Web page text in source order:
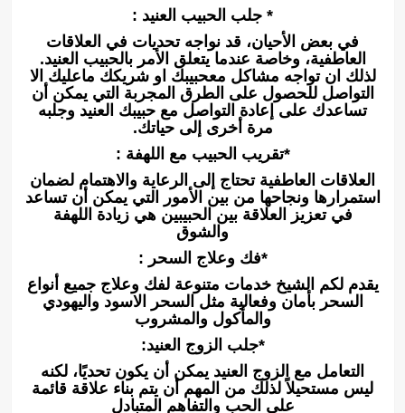
* جلب الحبيب العنيد :
في بعض الأحيان، قد نواجه تحديات في العلاقات
العاطفية، وخاصة عندما يتعلق الأمر بالحبيب العنيد.
لذلك ان تواجه مشاكل معحبيبك او شريكك ماعليك الا
التواصل للحصول على الطرق المجربة التي يمكن أن
تساعدك على إعادة التواصل مع حبيبك العنيد وجلبه
مرة أخرى إلى حياتك.
*تقريب الحبيب مع اللهفة :
العلاقات العاطفية تحتاج إلى الرعاية والاهتمام لضمان
استمرارها ونجاحها من بين الأمور التي يمكن أن تساعد
في تعزيز العلاقة بين الحبيبين هي زيادة اللهفة
والشوق
*فك وعلاج السحر :
يقدم لكم الشيخ خدمات متنوعة لفك وعلاج جميع أنواع
السحر بأمان وفعالية مثل السحر الاسود واليهودي
والمأكول والمشروب
*جلب الزوج العنيد:
التعامل مع الزوج العنيد يمكن أن يكون تحديًا، لكنه
ليس مستحيلاً لذلك من المهم أن يتم بناء علاقة قائمة
على الحب والتفاهم المتبادل